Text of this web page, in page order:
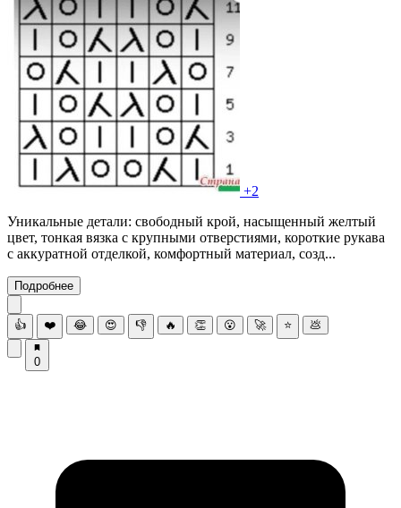
+2
Уникальные детали: свободный крой, насыщенный желтый
цвет, тонкая вязка с крупными отверстиями, короткие рукава
с аккуратной отделкой, комфортный материал, созд...
Подробнее
👍 ❤️ 😂 😍 👎 🔥 👏 😮 🚀 ⭐ 💩
0